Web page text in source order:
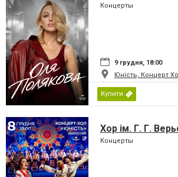
Концерты
9 грудня, 18:00
Юність, Концерт
Купити
Хор ім. Г. Г.
Концерты